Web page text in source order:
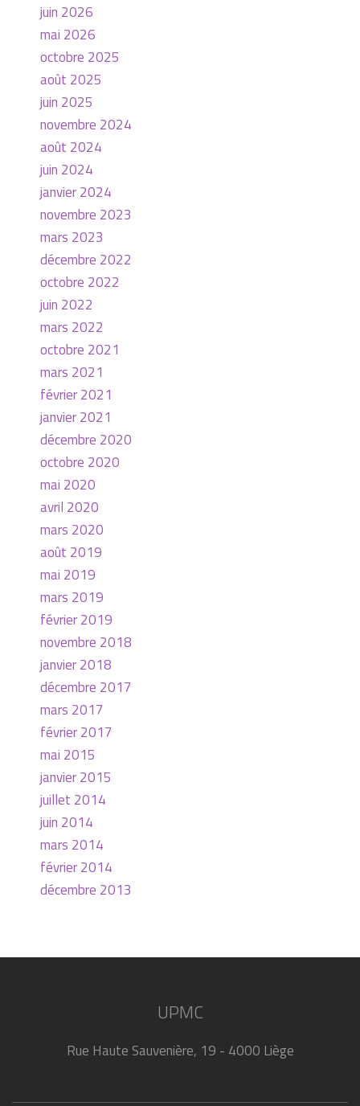
juin 2026
mai 2026
octobre 2025
août 2025
juin 2025
novembre 2024
août 2024
juin 2024
janvier 2024
novembre 2023
mars 2023
décembre 2022
octobre 2022
juin 2022
mars 2022
octobre 2021
mars 2021
février 2021
janvier 2021
décembre 2020
octobre 2020
mai 2020
avril 2020
mars 2020
août 2019
mai 2019
mars 2019
février 2019
novembre 2018
janvier 2018
décembre 2017
mars 2017
février 2017
mai 2015
janvier 2015
juillet 2014
juin 2014
mars 2014
février 2014
décembre 2013
UPMC
Rue Haute Sauvenière, 19 - 4000 Liège